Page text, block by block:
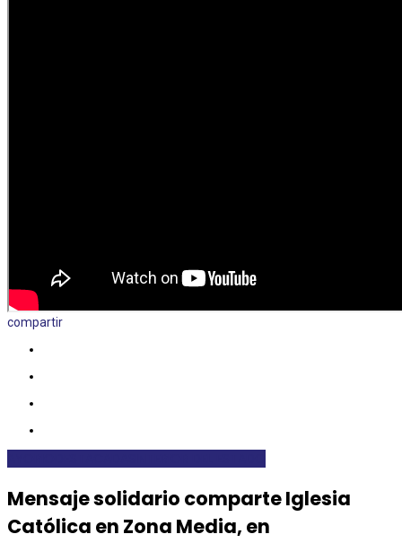
compartir
Mensaje solidario comparte Iglesia
Católica en Zona Media, en